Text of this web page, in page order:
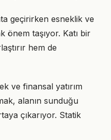
geçirirken esneklik ve
önem taşıyor. Katı bir
hem de
ve finansal yatırım
alanın sunduğu
çıkarıyor. Statik